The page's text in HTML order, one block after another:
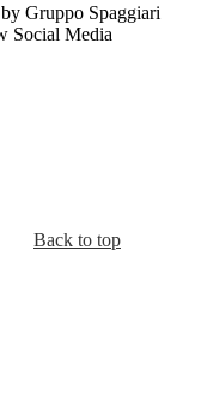
Gruppo Spaggiari
Social Media
Back to top